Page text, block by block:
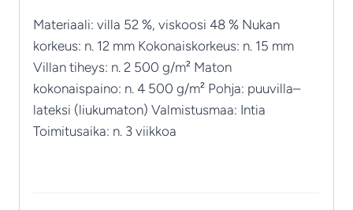
Materiaali: villa 52 %, viskoosi 48 % Nukan
korkeus: n. 12 mm Kokonaiskorkeus: n. 15 mm
Villan tiheys: n. 2 500 g/m² Maton
kokonaispaino: n. 4 500 g/m² Pohja: puuvilla–
lateksi (liukumaton) Valmistusmaa: Intia
Toimitusaika: n. 3 viikkoa